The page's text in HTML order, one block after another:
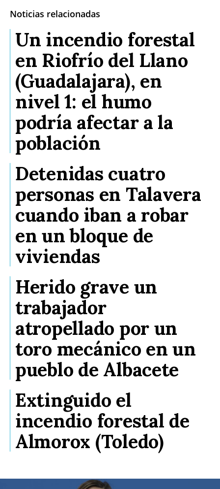
Noticias relacionadas
Un incendio forestal
en Riofrío del Llano
(Guadalajara), en
nivel 1: el humo
podría afectar a la
población
Detenidas cuatro
personas en Talavera
cuando iban a robar
en un bloque de
viviendas
Herido grave un
trabajador
atropellado por un
toro mecánico en un
pueblo de Albacete
Extinguido el
incendio forestal de
Almorox (Toledo)